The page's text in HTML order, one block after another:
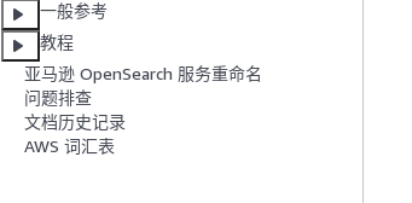
一般参考
教程
亚马逊 OpenSearch 服务重命名
问题排查
文档历史记录
AWS 词汇表